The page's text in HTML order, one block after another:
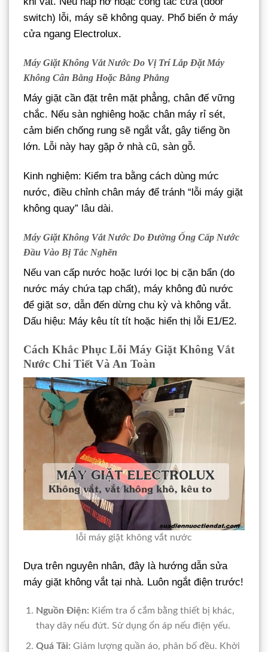
switch) lỗi, máy sẽ không quay. Phổ biến ở máy
cửa ngang Electrolux.
Máy Giặt Không Vắt Nước Do Vị Trí Lắp Đặt Máy
Không Cân Bằng Hoặc Bằng Phẳng
Máy giặt cần đặt trên mặt phẳng, chân đế vững
chắc. Nếu sàn nghiêng hoặc chân máy rỉ sét,
cảm biến chống rung sẽ ngắt vắt, gây tiếng ồn
lớn. Lỗi này hay gặp ở nhà cũ, sàn gỗ.
Kinh nghiệm: Kiểm tra bằng cách dùng mức
nước, điều chỉnh chân máy để tránh “lỗi máy giặt
không quay” lâu dài.
Máy Giặt Không Vắt Nước Do Đường Ống Cấp Nước
Đầu Vào Bị Tắc Nghẽn
Nếu van cấp nước hoặc lưới lọc bị cặn bẩn (do
nước máy chứa tạp chất), máy không đủ nước
để giặt sơ, dẫn đến dừng chu kỳ và không vắt.
Dấu hiệu: Máy kêu tít tít hoặc hiển thị lỗi E1/E2.
Cách Khắc Phục Lỗi Máy Giặt Không Vắt
Nước Chi Tiết Và An Toàn
lỗi máy giặt không vắt nước
Dựa trên nguyên nhân, đây là hướng dẫn sửa
máy giặt không vắt tại nhà. Luôn ngắt điện trước!
Nguồn Điện: Kiểm tra ổ cắm bằng thiết bị khác,
thay dây nếu đứt. Sử dụng ổn áp nếu điện yếu.
Quá Tải: Giảm lượng quần áo, phân bố đều. Khởi